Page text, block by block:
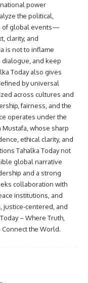
power
the political,
of global events—
clarity, and
is not to inflame
dialogue, and keep
Today also gives
by universal
across cultures and
fairness, and the
operates under the
whose sharp
ethical clarity, and
Tahalka Today not
global narrative
and a strong
collaboration with
institutions, and
justice-centered, and
– Where Truth,
the World.